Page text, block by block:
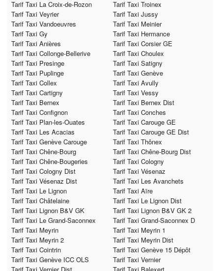
Tarif Taxi La Croix-de-Rozon
Tarif Taxi Troinex
Tarif Taxi Veyrier
Tarif Taxi Jussy
Tarif Taxi Vandoeuvres
Tarif Taxi Meinier
Tarif Taxi Gy
Tarif Taxi Hermance
Tarif Taxi Anières
Tarif Taxi Corsier GE
Tarif Taxi Collonge-Bellerive
Tarif Taxi Choulex
Tarif Taxi Presinge
Tarif Taxi Satigny
Tarif Taxi Puplinge
Tarif Taxi Genève
Tarif Taxi Collex
Tarif Taxi Avully
Tarif Taxi Cartigny
Tarif Taxi Vessy
Tarif Taxi Bernex
Tarif Taxi Bernex Dist
Tarif Taxi Confignon
Tarif Taxi Conches
Tarif Taxi Plan-les-Ouates
Tarif Taxi Carouge GE
Tarif Taxi Les Acacias
Tarif Taxi Carouge GE Dist
Tarif Taxi Genève Carouge
Tarif Taxi Thônex
Tarif Taxi Chêne-Bourg
Tarif Taxi Chêne-Bourg Dist
Tarif Taxi Chêne-Bougeries
Tarif Taxi Cologny
Tarif Taxi Cologny Dist
Tarif Taxi Vésenaz
Tarif Taxi Vésenaz Dist
Tarif Taxi Les Avanchets
Tarif Taxi Le Lignon
Tarif Taxi Aïre
Tarif Taxi Châtelaine
Tarif Taxi Le Lignon Dist
Tarif Taxi Lignon B&V GK
Tarif Taxi Lignon B&V GK 2
Tarif Taxi Le Grand-Saconnex
Tarif Taxi Grand-Saconnex D
Tarif Taxi Meyrin
Tarif Taxi Meyrin 1
Tarif Taxi Meyrin 2
Tarif Taxi Meyrin Dist
Tarif Taxi Cointrin
Tarif Taxi Genève 15 Dépôt
Tarif Taxi Genève ICC OLS
Tarif Taxi Vernier